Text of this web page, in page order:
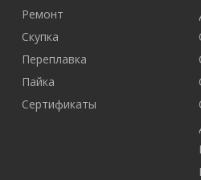
Ремонт
Скупка
Переплавка
Пайка
Сертификаты